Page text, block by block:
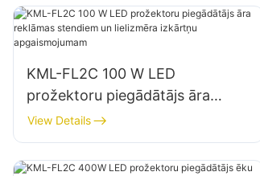
stendiem un lielu izkārtņu
apgaismojumam.
KML-FL2C 100 W LED
prožektoru piegādātājs āra
reklāmas stendiem un lielizmēra
izkārtņu apgaismojumam
View Details